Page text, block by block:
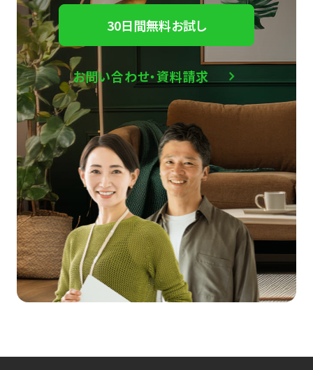
30日間無料お試し
お問い合わせ・資料請求